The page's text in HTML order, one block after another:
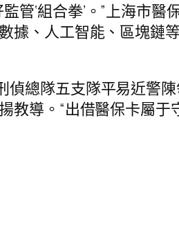
管‘組合拳’。”上海市
據、人工智能、區塊鏈
總隊五支隊平易近警
導。“出借醫保卡屬